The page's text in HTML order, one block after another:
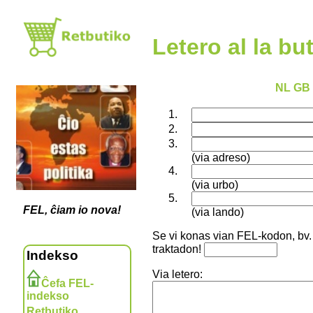
FEL, ĉiam io nova!
Indekso
Ĉefa FEL-
indekso
Letero al la
NL GB
(via adreso)
(via urbo)
(via lando)
Se vi konas vian FEL-kodon,
traktadon!
Via letero: